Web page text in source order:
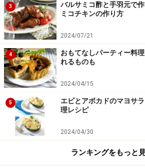
ソースを作る
ソース、ケチャップ、牛乳、はちみ
3
バルサミコ酢と手羽元で
ミコチキンの作り方
2024/07/21
4
おもてなしパーティー料
れるものも
2024/04/15
5
エビとアボカドのマヨサ
理レシピ
2024/04/30
ランキングをもっと